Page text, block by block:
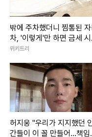
밖에 주차했더니 찜통된
차, '이렇게'만 하면 금세 시
해 집니다
위키트리
허지웅 "우리가 지지했던
간들이 이 꼴 만들어…책임